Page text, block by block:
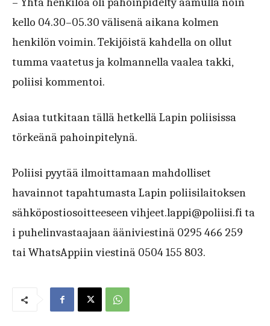
kello 04.30–05.30 välisenä aikana kolmen
henkilön voimin. Tekijöistä kahdella on ollut
tumma vaatetus ja kolmannella vaalea takki,
poliisi kommentoi.
Asiaa tutkitaan tällä hetkellä Lapin poliisissa
törkeänä pahoinpitelynä.
Poliisi pyytää ilmoittamaan mahdolliset
havainnot tapahtumasta Lapin poliisilaitoksen
sähköpostiosoitteeseen vihjeet.lappi@poliisi.fi ta
i puhelinvastaajaan ääniviestinä 0295 466 259
tai WhatsAppiin viestinä 0504 155 803.